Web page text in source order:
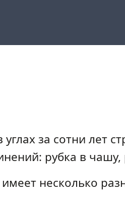
за сотни лет
рубка в
несколько